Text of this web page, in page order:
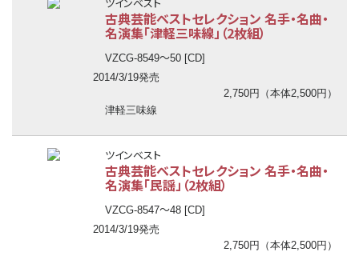
古典芸能ベストセレクション 名手・名曲・
名演集「津軽三味線」（2枚組）
VZCG-8549〜50 [CD]
2014/3/19発売
2,750円（本体2,500円）
津軽三味線
ツインベスト
古典芸能ベストセレクション 名手・名曲・
名演集「民謡」（2枚組）
VZCG-8547〜48 [CD]
2014/3/19発売
2,750円（本体2,500円）